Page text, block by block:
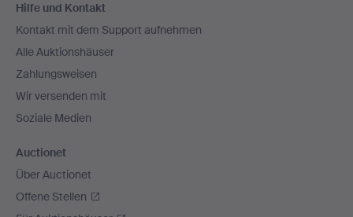
Navigation
Hilfe und Kontakt
Kontakt mit dem Support aufnehmen
Alle Auktionshäuser
Zahlungsweisen
Wir versenden mit
Soziale Medien
Auctionet
Über Auctionet
Offene Stellen